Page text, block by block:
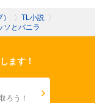
〉 TL小説 〉
ソとバニラ
ます！
ろう！